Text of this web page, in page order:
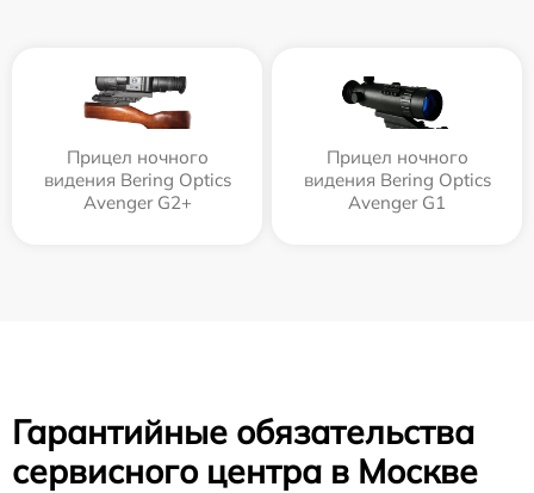
Прицел ночного
видения Bering Optics
Avenger G2+
Прицел ночного
видения Bering Optics
Avenger G1
Гарантийные обязательства
сервисного центра в Москве